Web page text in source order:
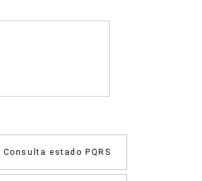
Consulta estado PQRS